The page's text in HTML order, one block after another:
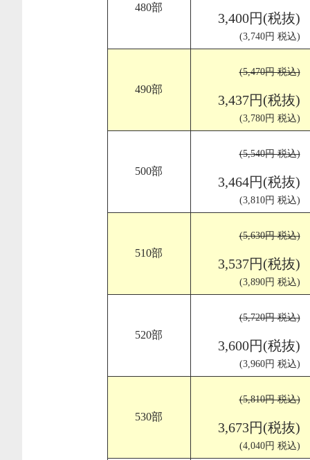
480部
3,400円(税抜)
(3,740円 税込)
490部
(5,470円 税込)
3,437円(税抜)
(3,780円 税込)
500部
(5,540円 税込)
3,464円(税抜)
(3,810円 税込)
510部
(5,630円 税込)
3,537円(税抜)
(3,890円 税込)
520部
(5,720円 税込)
3,600円(税抜)
(3,960円 税込)
530部
(5,810円 税込)
3,673円(税抜)
(4,040円 税込)